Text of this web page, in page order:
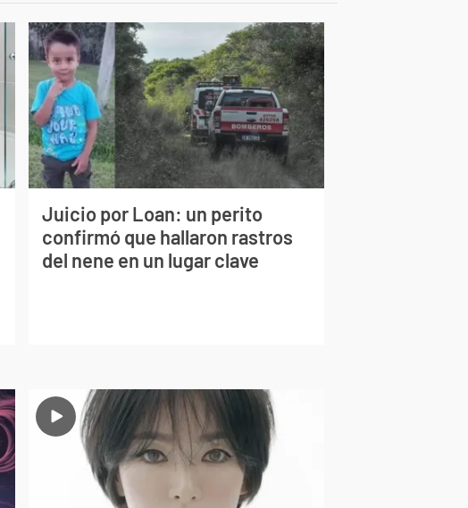
Juicio por Loan: un perito
confirmó que hallaron rastros
del nene en un lugar clave